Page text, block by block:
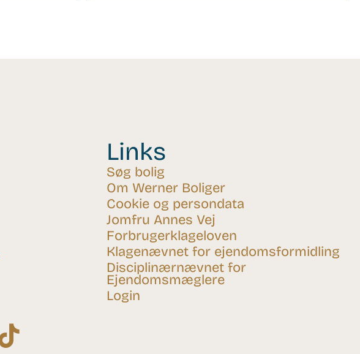
Links
Søg bolig
Om Werner Boliger
Cookie og persondata
Jomfru Annes Vej
Forbrugerklageloven
Klagenævnet for ejendomsformidling
Disciplinærnævnet for
Ejendomsmæglere
Login